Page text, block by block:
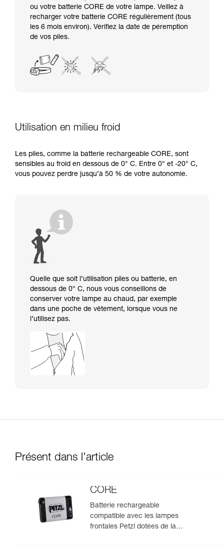
ou votre batterie CORE de votre lampe. Veillez à
recharger votre batterie CORE régulièrement (tous
les 6 mois environ). Vérifiez la date de péremption
de vos piles.
Utilisation en milieu froid
Les piles, comme la batterie rechargeable CORE, sont
sensibles au froid en dessous de 0° C. Entre 0° et -20° C,
vous pouvez perdre jusqu’à 50 % de votre autonomie.
Quelle que soit l’utilisation piles ou batterie, en
dessous de 0° C, nous vous conseillons de
conserver votre lampe au chaud, par exemple
dans une poche de vêtement, lorsque vous ne
l’utilisez pas.
Présent dans l'article
CORE
Batterie rechargeable
compatible avec les lampes
frontales Petzl dotées de la